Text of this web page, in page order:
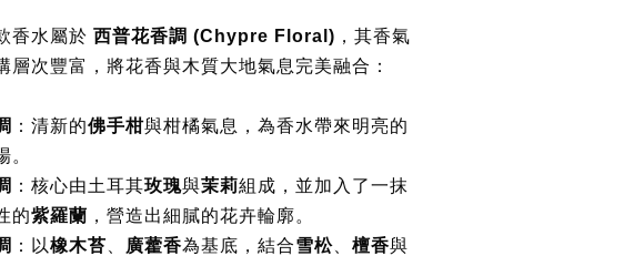
香水屬於 西普花香調 (Chypre Floral) ，其香氣
層次豐富，將花香與木質大地氣息完美融合：
：清新的佛手柑與柑橘氣息，為香水帶來明亮的
。
：核心由土耳其玫瑰與茉莉組成，並加入了一抹
的紫羅蘭 ，營造出細膩的花卉輪廓。
：以橡木苔 廣藿香為基底，結合雪松、 檀香與